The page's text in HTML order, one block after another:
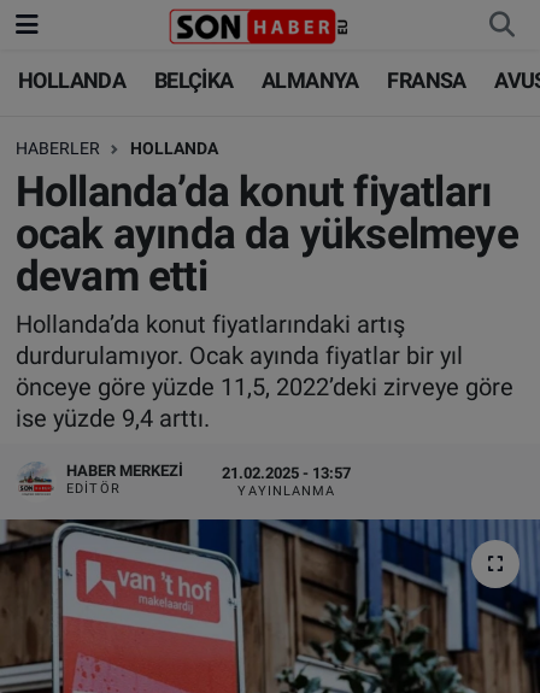
HOLLANDA BELÇİKA ALMANYA FRANSA
HABERLER HOLLANDA
Hollanda’da konut fiyatları
ocak ayında da yükselmeye
devam etti
Hollanda’da konut fiyatlarındaki artış
durdurulamıyor. Ocak ayında fiyatlar bir yıl
önceye göre yüzde 11,5, 2022’deki zirveye göre
ise yüzde 9,4 arttı.
HABER MERKEZI
EDITÖR
21.02.2025 - 13:57
YAYINLANMA
HOLLANDA
BELÇİKA
ALMANYA
FRANSA
AVUSTURYA
SAĞLIK - YAŞAM
BİLİM-TEKNOLOJİ
HOLLANDA
BELÇİKA
ALMANYA
TÜRKİYE
DÜNYA
BİLİM-TEKNOLOJİ
SAĞLIK
FOTO GALERİ
VIDEO GALERİ
ALGEMENE VOORWAARDEN
Nöbetçi Eczaneler
Hava Durumu
Trafik Durumu
Süper Lig Puan Durumu ve Fikstür
Tüm Manşetler
Son Dakika Haberleri
Haber Arşivi